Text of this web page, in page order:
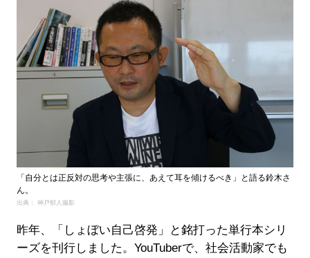
「自分とは正反対の思考や主張に、あえて耳を傾けるべき」と語る鈴木さ
ん。
出典： 神戸郁人撮影
昨年、「しょぼい自己啓発」と銘打った単行本シリ
ーズを刊行しました。YouTuberで、社会活動家でも